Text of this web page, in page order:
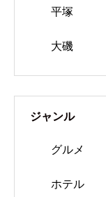
平塚
大磯
ジャンル
グルメ
ホテル